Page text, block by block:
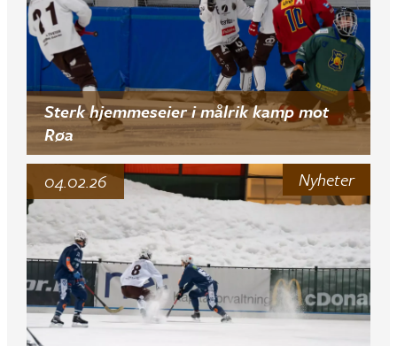
Sterk hjemmeseier i målrik kamp mot
Røa
Nyheter
04.02.26